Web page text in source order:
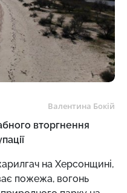
Валентина Бокій
вторгнення
на Херсонщині,
пожежа, вогонь